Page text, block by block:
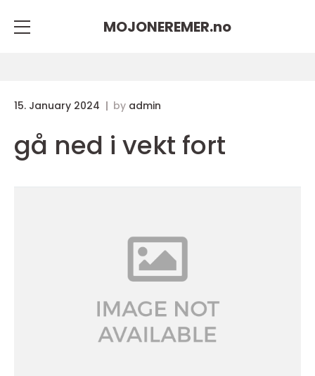
MOJONEREMER.no
15. January 2024 by admin
gå ned i vekt fort